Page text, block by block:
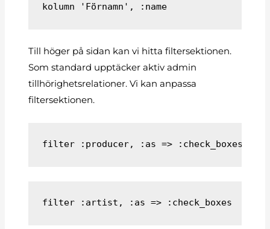
kolumn 'Förnamn', :name
Till höger på sidan kan vi hitta filtersektionen.
Som standard upptäcker aktiv admin
tillhörighetsrelationer. Vi kan anpassa
filtersektionen.
filter :producer, :as => :check_boxes
filter :artist, :as => :check_boxes